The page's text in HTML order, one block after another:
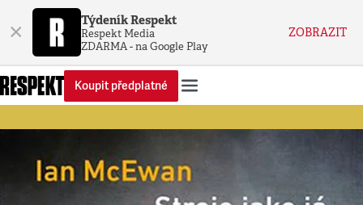
× Týdeník Respekt
Respekt Media
ZDARMA - na Google Play
ZOBRAZIT
Koupit předplatné